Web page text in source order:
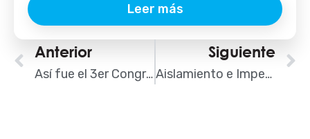
Leer más
Ant
Anterior
Así fue el 3er Congreso de Instaladores de Aislamiento
Siguiente
Aislamiento e Impermeabilización de la Cubierta de Pachá Ibiza